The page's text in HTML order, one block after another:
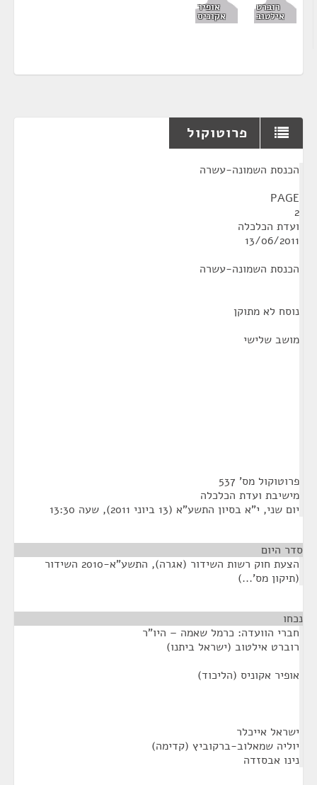
רוברט
אילטוב
אופיר
אקוניס
פרוטוקול
הכנסת השמונה-עשרה
PAGE
2
ועדת הכלכלה
13/06/2011
הכנסת השמונה-עשרה
נוסח לא מתוקן
מושב שלישי
פרוטוקול מס' 537
מישיבת ועדת הכלכלה
יום שני, י"א בסיון התשע"א (13 ביוני 2011), שעה 13:30
סדר היום
הצעת חוק רשות השידור (אגרה), התשע"א-2010 השידור
(תיקון מס'...)
נכחו
חברי הוועדה: כרמל שאמה – היו"ר
רוברט אילטוב (ישראל ביתנו)
אופיר אקוניס (הליכוד)
ישראל אייכלר
יוליה שמאלוב-ברקוביץ (קדימה)
נינו אבסזדה